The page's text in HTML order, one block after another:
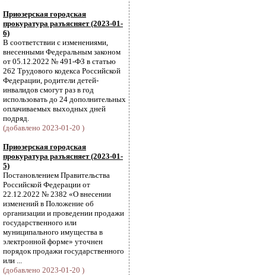
Приозерская городская
прокуратура разъясняет (2023-01-
6)
В соответствии с изменениями,
внесенными Федеральным законом
от 05.12.2022 № 491-ФЗ в статью
262 Трудового кодекса Российской
Федерации, родители детей-
инвалидов смогут раз в год
использовать до 24 дополнительных
оплачиваемых выходных дней
подряд.
(добавлено 2023-01-20 )
Приозерская городская
прокуратура разъясняет (2023-01-
5)
Постановлением Правительства
Российской Федерации от
22.12.2022 № 2382 «О внесении
изменений в Положение об
организации и проведении продажи
государственного или
муниципального имущества в
электронной форме» уточнен
порядок продажи государственного
или ...
(добавлено 2023-01-20 )